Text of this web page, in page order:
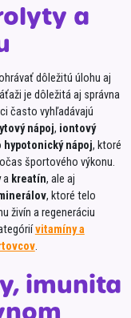
Sunar
Tami
a
dôležitú úlohu aj
je dôležitá aj správna
často vyhľadávajú
nápoj, iontový
hypotonický nápoj, ktoré
športového výkonu.
a kreatín, ale aj
, ktoré telo
živín a regeneráciu
vitamíny a
.
imunita